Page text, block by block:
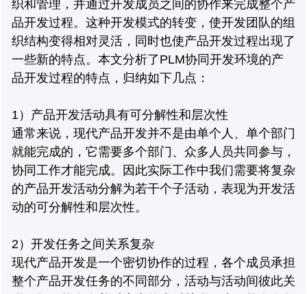
织和管理，并通过开发成员之间的协作来完成整个产
品开发过程。这种开发模式的转变，使开发团队的组
织结构变得相对灵活，同时也使产品开发过程出现了
一些新的特点。本文分析了PLM协同开发环境的产
品开发过程的特点，归纳如下几点：
1）产品开发活动具有可分解性和层次性
通常来说，现代产品开发并不是由单个人、单个部门
就能完成的，它需要多个部门、众多人员共同参与，
协同工作才能完成。因此实际工作中我们需要将复杂
的产品开发活动分解为若干个子活动，表现为开发活
动的可分解性和层次性。
2）开发任务之间关系复杂
现代产品开发是一个密切协作的过程，各个成员承担
整个产品开发任务的不同部分，活动与活动间彼此关